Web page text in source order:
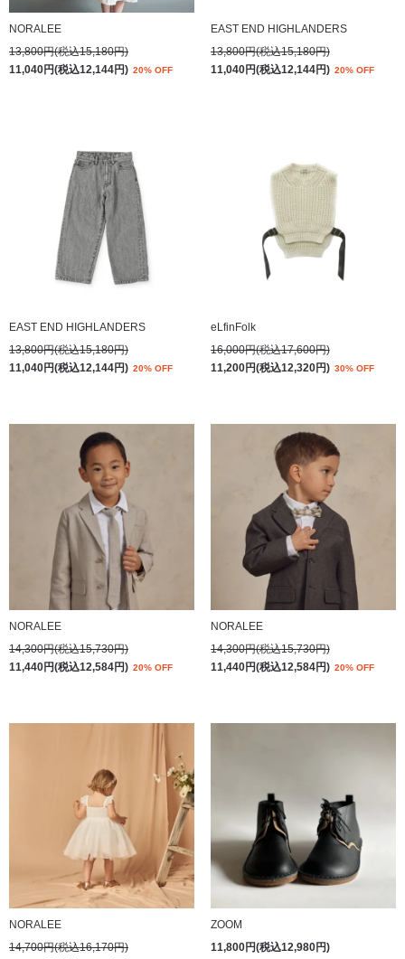
NORALEE
13,800円(税込15,180円)
11,040円(税込12,144円) 20% OFF
EAST END HIGHLANDERS
13,800円(税込15,180円)
11,040円(税込12,144円) 20% OFF
EAST END HIGHLANDERS
13,800円(税込15,180円)
11,040円(税込12,144円) 20% OFF
eLfinFolk
16,000円(税込17,600円)
11,200円(税込12,320円) 30% OFF
NORALEE
14,300円(税込15,730円)
11,440円(税込12,584円) 20% OFF
NORALEE
14,300円(税込15,730円)
11,440円(税込12,584円) 20% OFF
NORALEE
14,700円(税込16,170円)
ZOOM
11,800円(税込12,980円)